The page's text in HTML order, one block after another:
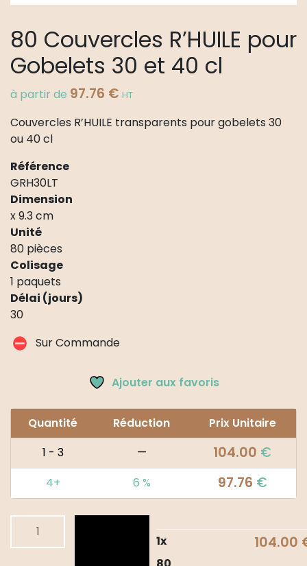
80 Couvercles R’HUILE pour
Gobelets 30 et 40 cl
à partir de 97.76 € HT
Couvercles R’HUILE transparents pour gobelets 30
ou 40 cl
Référence
GRH30LT
Dimension
x 9.3 cm
Unité
80 pièces
Colisage
1 paquets
Délai (jours)
30
Sur Commande
Ajouter aux favoris
Quantité Réduction
Prix Unitaire
1 - 3
— 104.00 €
4+ 6 % 97.76 €
1x 104.00
Alternative: